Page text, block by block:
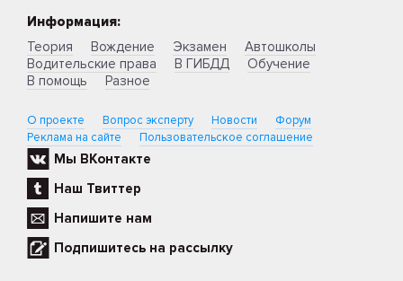
Информация:
Теория
Вождение Экзамен
Автошколы
Водительские права
В ГИБДД
Обучение
В помощь
Разное
О проекте Вопрос эксперту Новости
Форум
Реклама на сайте
Пользовательское соглашение
Мы ВКонтакте
Наш Твиттер
Напишите нам
Подпишитесь на рассылку